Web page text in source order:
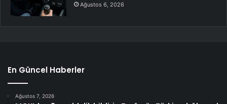
Ağustos 6, 2026
En Güncel Haberler
Ağustos 7, 2026